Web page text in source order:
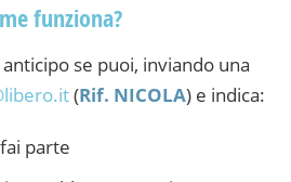
funziona?
se puoi, inviando una
(Rif. NICOLA) e indica:
parte